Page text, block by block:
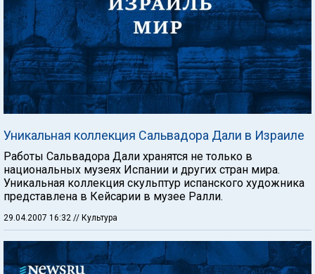
Уникальная коллекция Сальвадора Дали в Израиле
Работы Сальвадора Дали хранятся не только в
национальных музеях Испании и других стран мира.
Уникальная коллекция скульптур испанского художника
представлена в Кейсарии в музее Ралли.
29.04.2007 16:32 // Культура